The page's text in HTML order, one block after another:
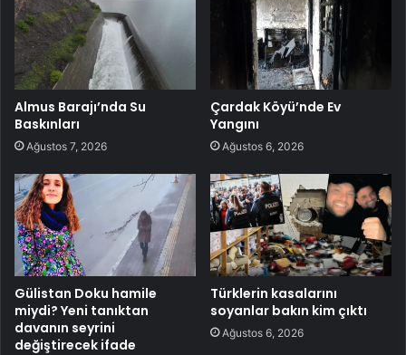
Almus Barajı’nda Su
Baskınları
Ağustos 7, 2026
Çardak Köyü’nde Ev
Yangını
Ağustos 6, 2026
Gülistan Doku hamile
miydi? Yeni tanıktan
davanın seyrini
değiştirecek ifade
Türklerin kasalarını
soyanlar bakın kim çıktı
Ağustos 6, 2026